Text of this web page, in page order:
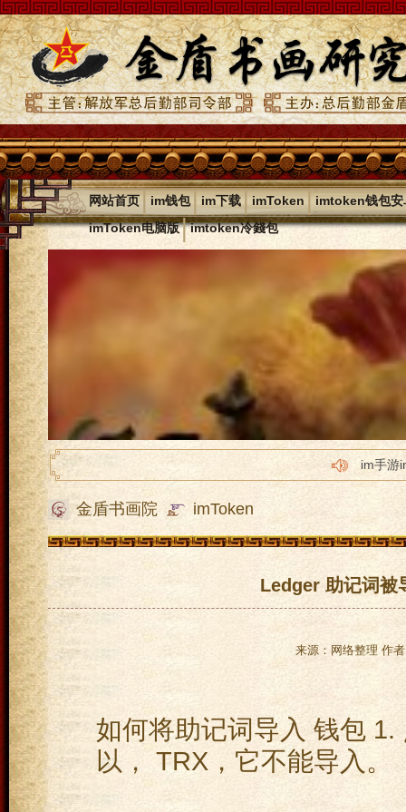
网站首页| im钱包| im下载| imToken| imtoken钱包安
imToken电脑版|imtoken冷錢包
im手游
im手游
金盾书画院 imToken
Ledger 助记词被
来源：网络整理 作
如何将助记词导入 钱包 1.
以， TRX，它不能导入。